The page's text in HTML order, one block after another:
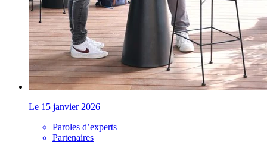
Le 15 janvier 2026
Paroles d’experts
Partenaires